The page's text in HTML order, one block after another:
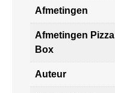
Afmetingen
Afmetingen Pizza
Box
Auteur